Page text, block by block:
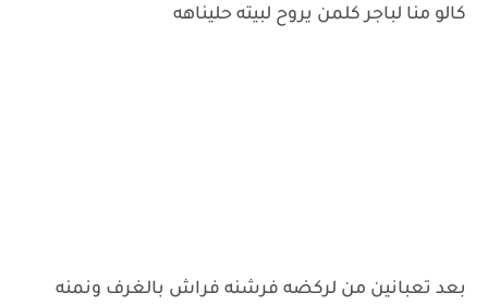
كالو منا لباجر كلمن يروح لبيته حليناهه
بعد تعبانين من لركضه فرشنه فراش بالغرف ونمنه